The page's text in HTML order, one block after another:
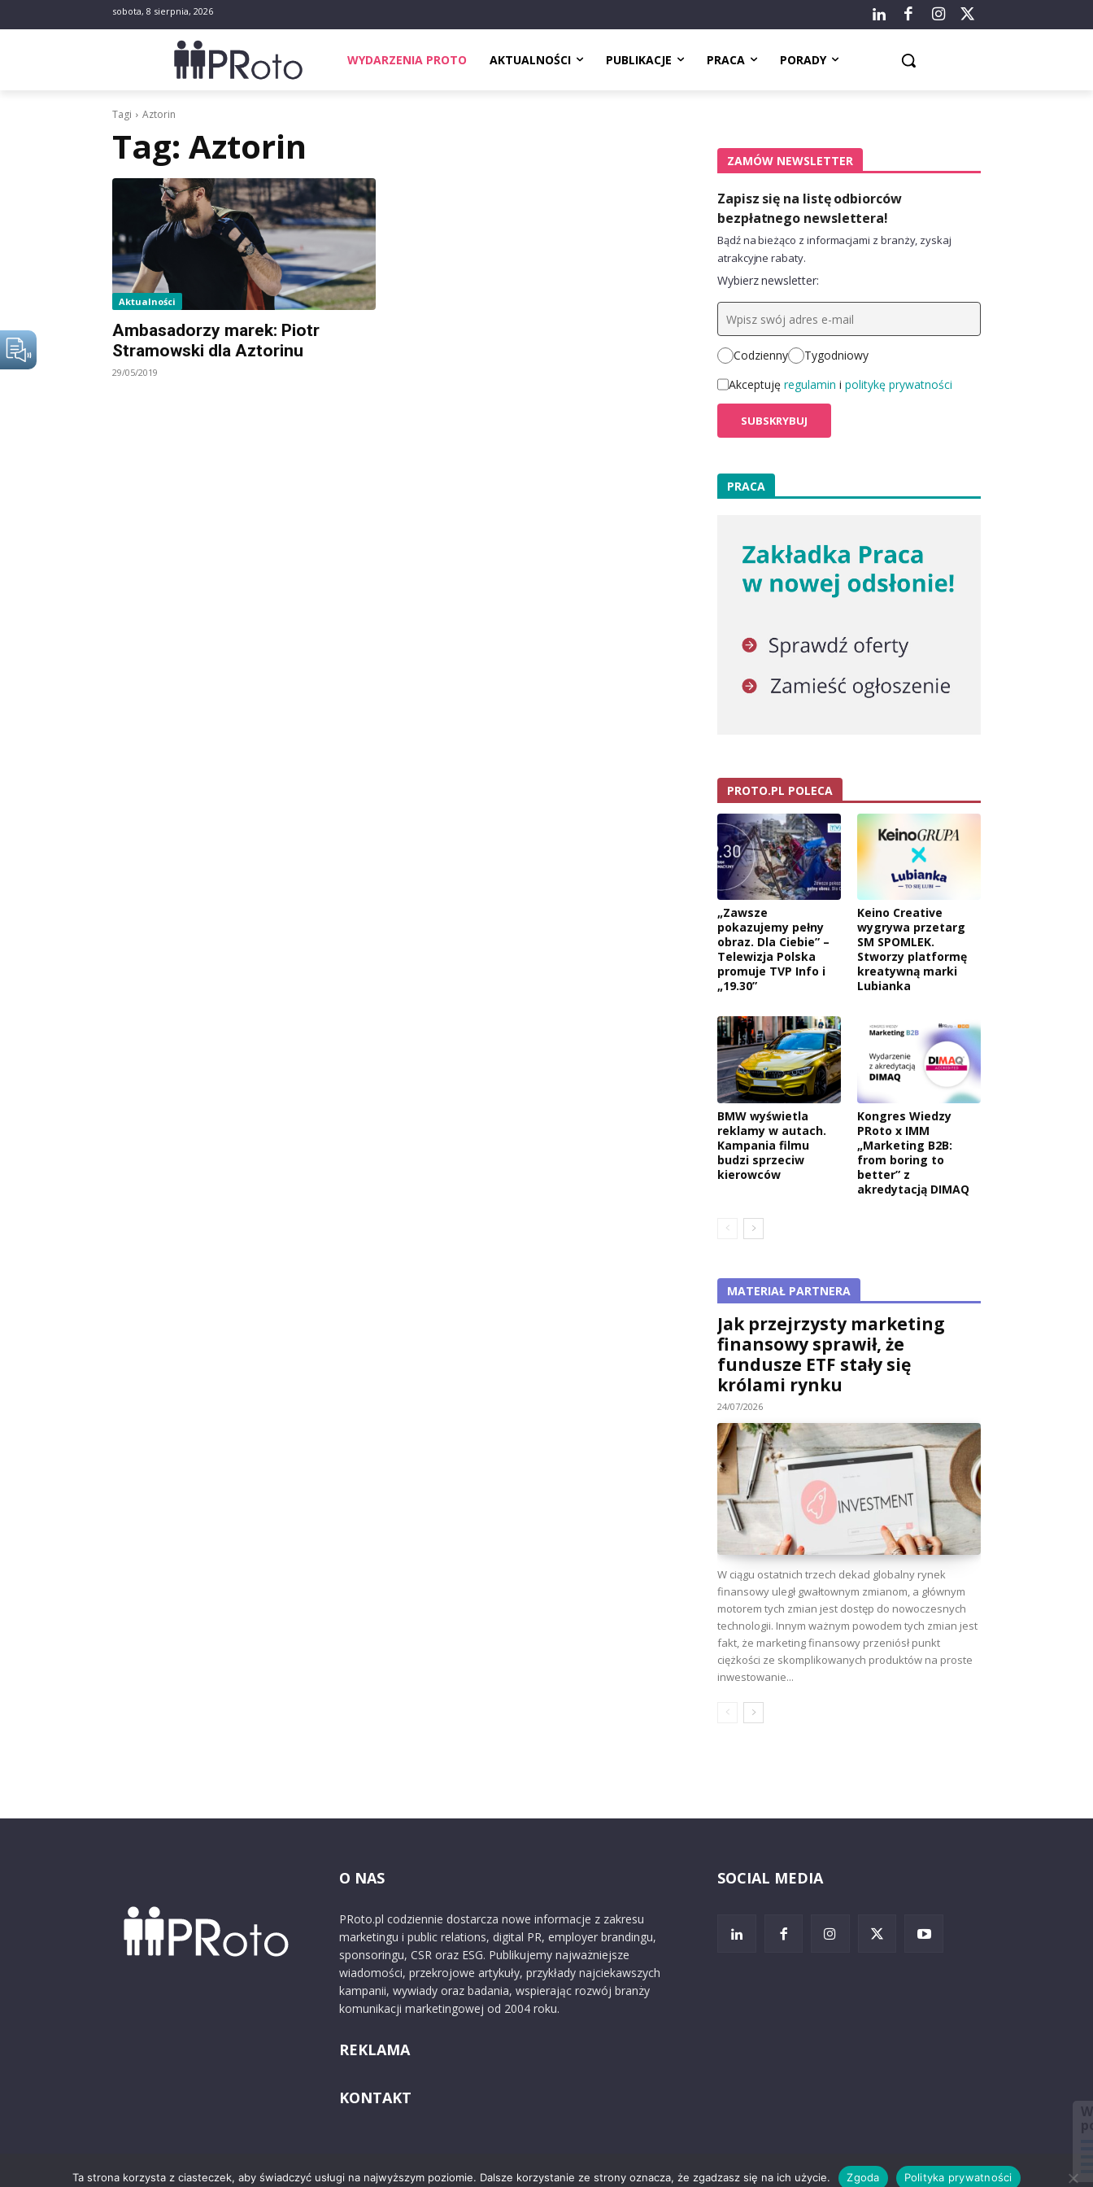
sobota, 8 sierpnia, 2026
WYDARZENIA PROTO AKTUALNOŚCI PUBLIKACJE PRACA PORADY
Tagi Aztorin
Tag: Aztorin
Aktualności
Ambasadorzy marek: Piotr
Stramowski dla Aztorinu
29/05/2019
ZAMÓW NEWSLETTER
Zapisz się na listę odbiorców
bezpłatnego newslettera!
Bądź na bieżąco z informacjami z branży, zyskaj
atrakcyjne rabaty.
Wybierz newsletter:
Codzienny
Tygodniowy
Akceptuję regulamin i politykę prywatności
PRACA
PROTO.PL POLECA
„Zawsze
pokazujemy pełny
obraz. Dla Ciebie” –
Telewizja Polska
promuje TVP Info i
„19.30”
Keino Creative
wygrywa przetarg
SM SPOMLEK.
Stworzy platformę
kreatywną marki
Lubianka
BMW wyświetla
reklamy w autach.
Kampania filmu
budzi sprzeciw
kierowców
Kongres Wiedzy
PRoto x IMM
„Marketing B2B:
from boring to
better” z
akredytacją DIMAQ
MATERIAŁ PARTNERA
Jak przejrzysty marketing
finansowy sprawił, że
fundusze ETF stały się
królami rynku
24/07/2026
W ciągu ostatnich trzech dekad globalny rynek
finansowy uległ gwałtownym zmianom, a głównym
motorem tych zmian jest dostęp do nowoczesnych
technologii. Innym ważnym powodem tych zmian jest
fakt, że marketing finansowy przeniósł punkt
ciężkości ze skomplikowanych produktów na proste
inwestowanie...
O NAS
PRoto.pl codziennie dostarcza nowe informacje z zakresu
marketingu i public relations, digital PR, employer brandingu,
sponsoringu, CSR oraz ESG. Publikujemy najważniejsze
wiadomości, przekrojowe artykuły, przykłady najciekawszych
kampanii, wywiady oraz badania, wspierając rozwój branży
komunikacji marketingowej od 2004 roku.
REKLAMA
KONTAKT
SOCIAL MEDIA
Ta strona korzysta z ciasteczek, aby świadczyć usługi na najwyższym poziomie. Dalsze korzystanie ze strony oznacza, że zgadzasz się na ich użycie. Zgoda Polityka prywatności